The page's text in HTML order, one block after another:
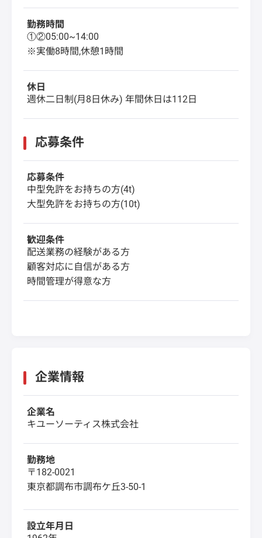
勤務時間
①②05:00~14:00
※実働8時間,休憩1時間
休日
週休二日制(月8日休み) 年間休日は112日
応募条件
応募条件
中型免許をお持ちの方(4t)
大型免許をお持ちの方(10t)
歓迎条件
配送業務の経験がある方
顧客対応に自信がある方
時間管理が得意な方
企業情報
企業名
キユーソーティス株式会社
勤務地
〒182-0021
東京都調布市調布ケ丘3-50-1
設立年月日